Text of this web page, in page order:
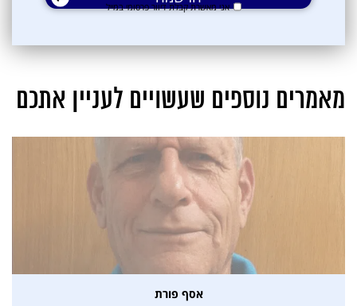
אני מאשרת קבלת דיוור פרסומי במייל
מאמרים נוספים שעשויים לעניין אתכם
אסף פורת